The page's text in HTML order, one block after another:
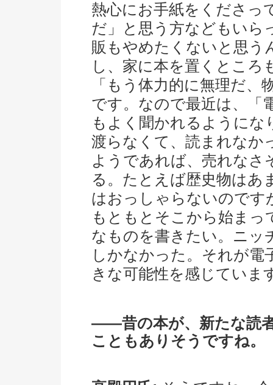
熱心にお手紙をくださっ
だ」と思う方などもいら
販もやめたくないと思う
し、家に本を置くところ
「もう体力的に無理だ
です。なので最近は、「
もよく聞かれるようにな
渡らなくて、読まれなか
ようであれば、売れなさ
る。たとえば歴史物はあ
はおっしゃらないのです
もともとそこから始ま
なものを書きたい。ニッ
しかなかった。それが
きな可能性を感じていま
――昔の本が、新たな読
こともありそうですね。